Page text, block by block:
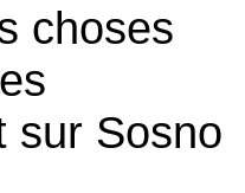
choses
sur Sosno